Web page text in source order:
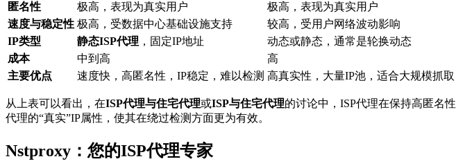
匿名性
极高，表现为真实用户 极高，表现为真实用户
速度与稳定性 极高，受数据中心基础设施支持 较高，受用户网络波动影响
IP类型
静态ISP代理 ，固定IP地址 动态或静态，通常是轮换动态
成本
中到高 高
主要优点
速度快，高匿名性，IP稳定，难以检测 高真实性，大量IP池，适合大规模抓取
从上表可以看出，在ISP代理与住宅代理或ISP与住宅代理的讨论中，ISP代理在保持高匿名
代理的“真实”IP属性，使其在绕过检测方面更为有效。
Nstproxy：您的ISP代理专家